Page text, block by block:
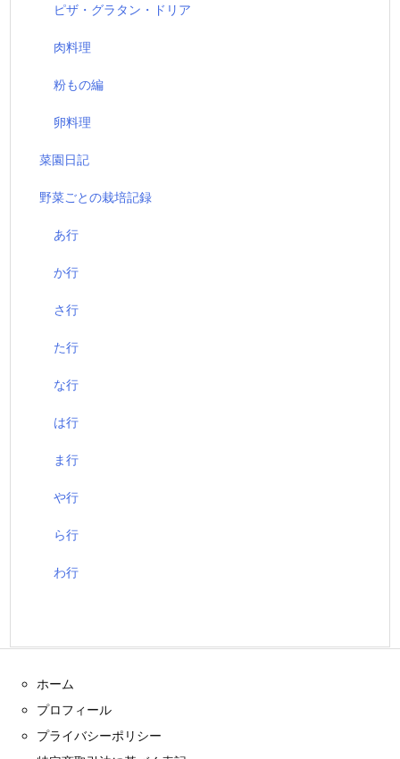
ピザ・グラタン・ドリア
肉料理
粉もの編
卵料理
菜園日記
野菜ごとの栽培記録
あ行
か行
さ行
た行
な行
は行
ま行
や行
ら行
わ行
ホーム
プロフィール
プライバシーポリシー